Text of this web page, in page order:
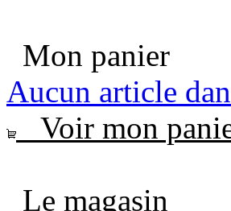
Mon panier
Aucun article
Voir mon
Le magasin